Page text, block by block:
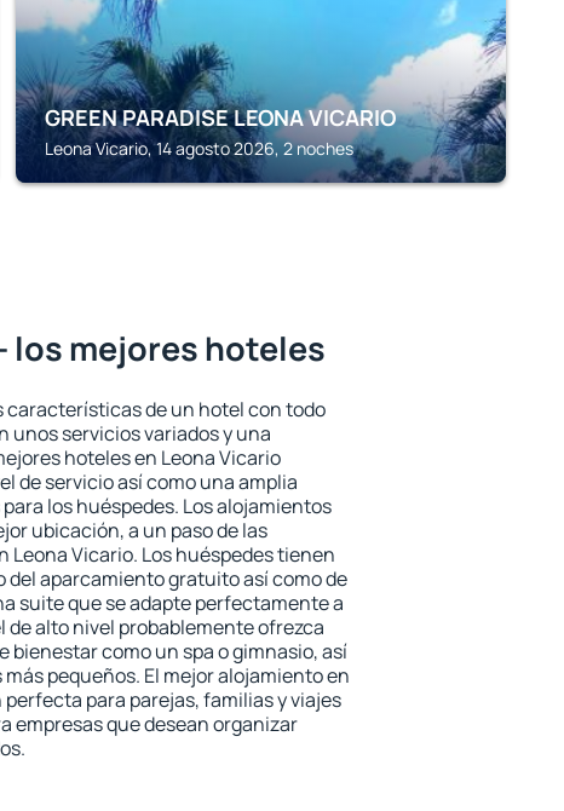
GREEN PARADISE LEONA VICARIO
Leona Vicario, 14 agosto 2026, 2 noches
los mejores hoteles
características de un hotel con todo
unos servicios variados y una
hoteles en Leona Vicario
de servicio así como una amplia
los huéspedes. Los alojamientos
ubicación, a un paso de las
Vicario. Los huéspedes tienen
del aparcamiento gratuito así como de
suite que se adapte perfectamente a
de alto nivel probablemente ofrezca
bienestar como un spa o gimnasio, así
pequeños. El mejor alojamiento en
perfecta para parejas, familias y viajes
empresas que desean organizar